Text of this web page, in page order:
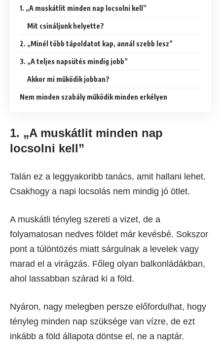
1. „A muskátlit minden nap locsolni kell”
Mit csináljunk helyette?
2. „Minél több tápoldatot kap, annál szebb lesz”
3. „A teljes napsütés mindig jobb”
Akkor mi működik jobban?
Nem minden szabály működik minden erkélyen
1. „A muskátlit minden nap
locsolni kell”
Talán ez a leggyakoribb tanács, amit hallani lehet.
Csakhogy a napi locsolás nem mindig jó ötlet.
A muskátli tényleg szereti a vizet, de a
folyamatosan nedves földet már kevésbé. Sokszor
pont a túlöntözés miatt sárgulnak a levelek vagy
marad el a virágzás. Főleg olyan balkonládákban,
ahol lassabban szárad ki a föld.
Nyáron, nagy melegben persze előfordulhat, hogy
tényleg minden nap szüksége van vízre, de ezt
inkább a föld állapota döntse el, ne a naptár.